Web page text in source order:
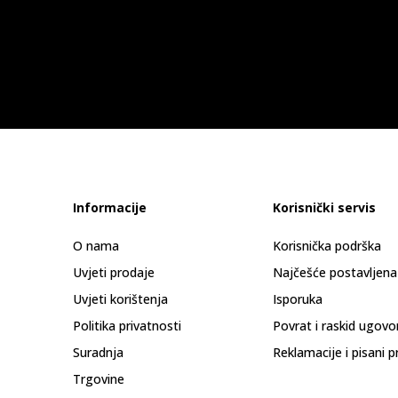
Informacije
O nama
Uvjeti prodaje
Uvjeti korištenja
Politika privatnosti
Suradnja
Trgovine
Korisnički servis
Korisnička podrška
Najčešće
Isporuka
Povrat i raskid
Reklamacije i pisani